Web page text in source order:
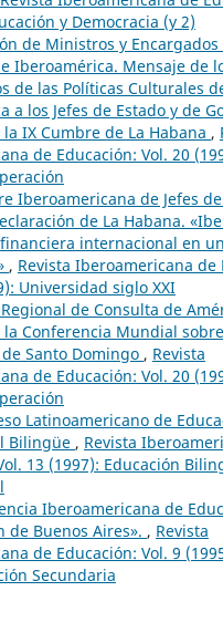
y Democracia (y 2)
de Ministros y Encargados
Iberoamérica. Mensaje de
de las Políticas Culturales
a los Jefes de Estado y de
IX Cumbre de La Habana ,
de Educación: Vol. 20
Iberoamericana de Jefes
de La Habana.
internacional en
, Revista Iberoamericana de
Universidad siglo XXI
de Consulta de
Conferencia Mundial
Santo Domingo , Revista
de Educación: Vol. 20
Latinoamericano de
Bilingüe , Revista
13 (1997): Educación
Iberoamericana de
de Buenos Aires». , Revista
de Educación: Vol. 9
Secundaria